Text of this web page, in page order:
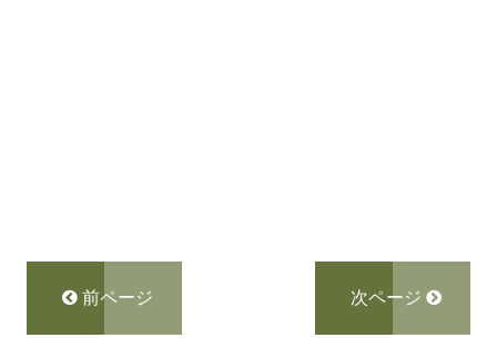
前ページ 次ページ